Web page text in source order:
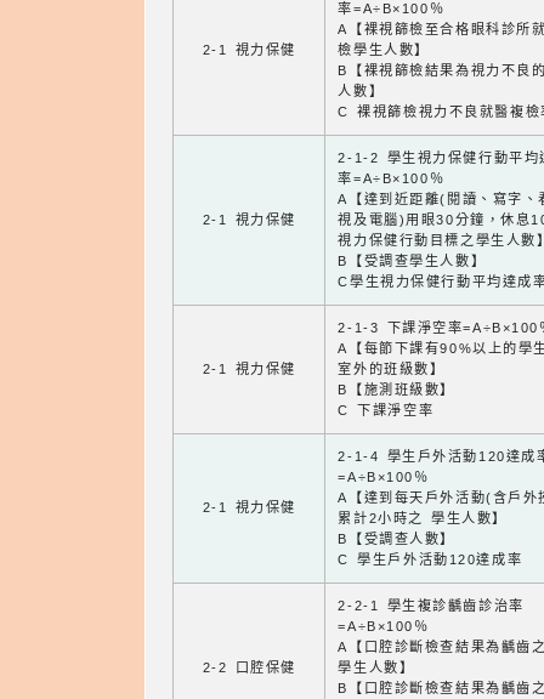
2-1 視力保健
率=A÷B×100％
A【裸視篩檢至合格眼科診所
檢學生人數】
B【裸視篩檢結果為視力不良
人數】
C 裸視篩檢視力不良就醫複檢
2-1 視力保健
2-1-2 學生視力保健行動平均
率=A÷B×100％
A【達到近距離(閱讀、寫字、
視及電腦)用眼30分鐘，休息
視力保健行動目標之學生人數
B【受調查學生人數】
C學生視力保健行動平均達成
2-1 視力保健
2-1-3 下課淨空率=A÷B×100
A【每節下課有90%以上的學
室外的班級數】
B【施測班級數】
C 下課淨空率
2-1 視力保健
2-1-4 學生戶外活動120達成
=A÷B×100％
A【達到每天戶外活動(含戶外
累計2小時之 學生人數】
B【受調查人數】
C 學生戶外活動120達成率
2-2 口腔保健
2-2-1 學生複診齲齒診治率
=A÷B×100％
A【口腔診斷檢查結果為齲齒
學生人數】
B【口腔診斷檢查結果為齲齒